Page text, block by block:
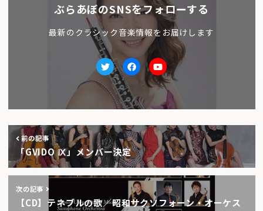
ぶらあぼのSNSをフォローする
最新のクラシック音楽情報をお届けします
TwitterfacebookYoutube
前の記事
「GVIDO Ⅸ」メンバー決定
次の記事
【CD】テネブルの歌／昭和サクソフォーン・オーケス